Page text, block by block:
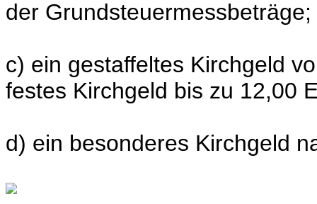
der Grundsteuermessbeträge;
c) ein gestaffeltes Kirchgeld
festes Kirchgeld bis zu 12,00
d) ein besonderes Kirchgeld